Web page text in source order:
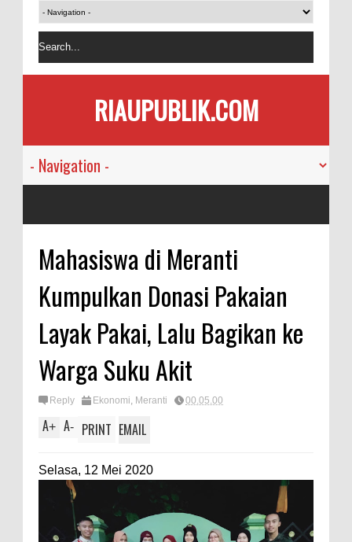
RIAUPUBLIK.COM
Mahasiswa di Meranti
Kumpulkan Donasi Pakaian
Layak Pakai, Lalu Bagikan ke
Warga Suku Akit
Reply Ekonomi, Meranti 00.05.00
A+ A- PRINT EMAIL
Selasa, 12 Mei 2020